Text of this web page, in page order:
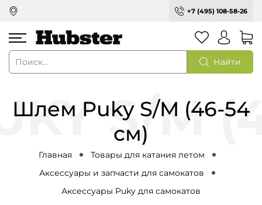
+7 (495) 108-58-26
Найти
Шлем Puky S/M (46-54
см)
Главная
Товары для катания летом
Аксессуары и запчасти для самокатов
Аксессуары Puky для самокатов